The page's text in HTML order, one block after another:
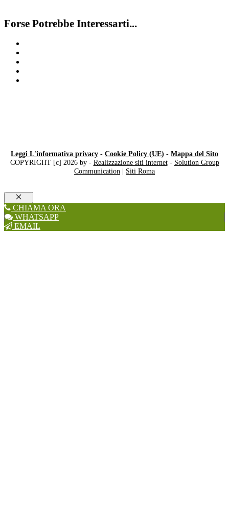
Forse Potrebbe Interessarti...
Leggi L'informativa privacy - Cookie Policy (UE) - Mappa del Sito
COPYRIGHT [c] 2026 by - Realizzazione siti internet- Solution Group
Communication | Siti Roma
Chiudi
CHIAMA ORA
WHATSAPP
EMAIL